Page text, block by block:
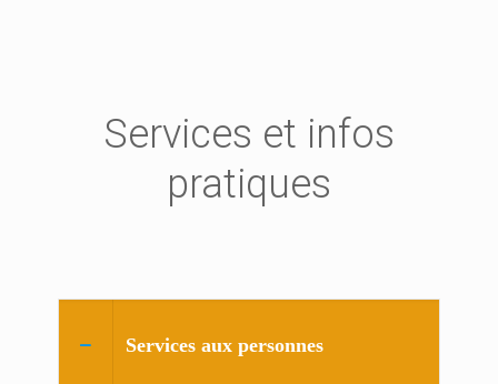
Services et infos
pratiques
Services aux personnes